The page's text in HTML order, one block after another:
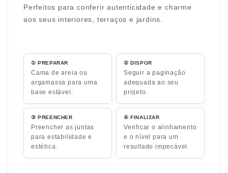
Perfeitos para conferir autenticidade e charme
aos seus interiores, terraços e jardins.
① PREPARAR
Cama de areia ou
argamassa para uma
base estável.
② DISPOR
Seguir a paginação
adequada ao seu
projeto.
③ PREENCHER
Preencher as juntas
para estabilidade e
estética.
④ FINALIZAR
Verificar o alinhamento
e o nível para um
resultado impecável.